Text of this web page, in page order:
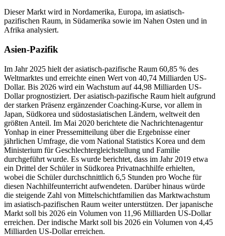
Dieser Markt wird in Nordamerika, Europa, im asiatisch-
pazifischen Raum, in Südamerika sowie im Nahen Osten und in
Afrika analysiert.
Asien-Pazifik
Im Jahr 2025 hielt der asiatisch-pazifische Raum 60,85 % des
Weltmarktes und erreichte einen Wert von 40,74 Milliarden US-
Dollar. Bis 2026 wird ein Wachstum auf 44,98 Milliarden US-
Dollar prognostiziert. Der asiatisch-pazifische Raum hielt aufgrund
der starken Präsenz ergänzender Coaching-Kurse, vor allem in
Japan, Südkorea und südostasiatischen Ländern, weltweit den
größten Anteil. Im Mai 2020 berichtete die Nachrichtenagentur
Yonhap in einer Pressemitteilung über die Ergebnisse einer
jährlichen Umfrage, die vom National Statistics Korea und dem
Ministerium für Geschlechtergleichstellung und Familie
durchgeführt wurde. Es wurde berichtet, dass im Jahr 2019 etwa
ein Drittel der Schüler in Südkorea Privatnachhilfe erhielten,
wobei die Schüler durchschnittlich 6,5 Stunden pro Woche für
diesen Nachhilfeunterricht aufwendeten. Darüber hinaus würde
die steigende Zahl von Mittelschichtfamilien das Marktwachstum
im asiatisch-pazifischen Raum weiter unterstützen. Der japanische
Markt soll bis 2026 ein Volumen von 11,96 Milliarden US-Dollar
erreichen. Der indische Markt soll bis 2026 ein Volumen von 4,45
Milliarden US-Dollar erreichen.